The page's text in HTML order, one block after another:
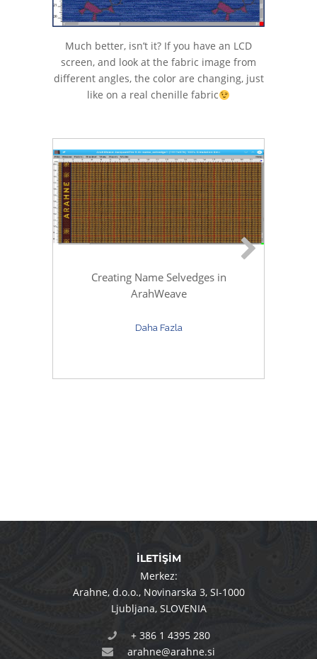
Much better, isn’t it? If you have an LCD
screen, and look at the fabric image from
different angles, the color are changing, just
like on a real chenille fabric
Creating Name Selvedges in
ArahWeave
Daha Fazla
İLETİŞİM
Merkez:
Arahne, d.o.o.,Novinarska 3,SI-1000
Ljubljana,SLOVENIA
+ 386 1 4395 280
arahne@arahne.si